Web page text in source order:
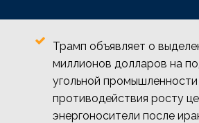
Трамп объявляет о
миллионов долларов на
угольной промышленности
противодействия росту
энергоносители после